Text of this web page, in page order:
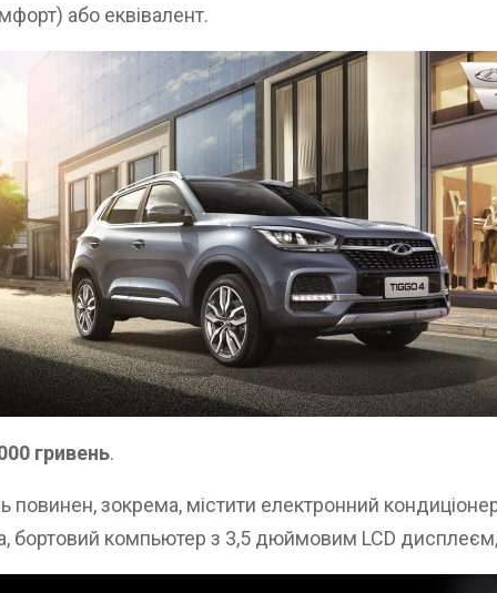
або еквівалент.
гривень.
повинен, зокрема, містити електронний
бортовий компьютер з 3,5 дюймовим LCD